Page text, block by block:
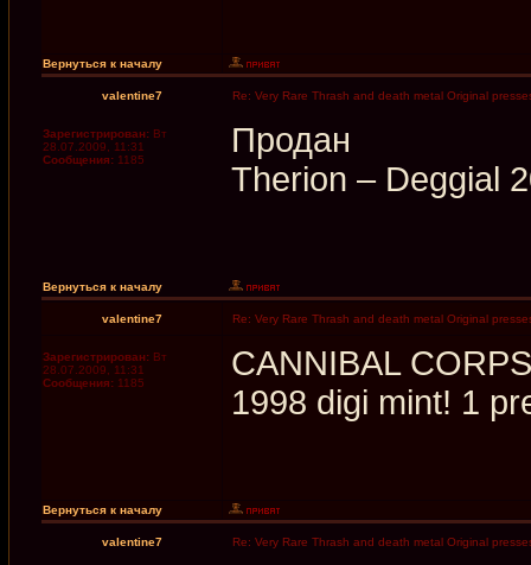
Вернуться к началу
valentine7 Re: Very Rare Thrash and death metal Original
Зарегистрирован: Вт
28.07.2009, 11:31
Сообщения: 1185
Продан
Therion – Deggial
Вернуться к началу
valentine7 Re: Very Rare Thrash and death metal Original
Зарегистрирован: Вт
28.07.2009, 11:31
Сообщения: 1185
CANNIBAL
1998 digi mint! 1
Вернуться к началу
valentine7 Re: Very Rare Thrash and death metal Original